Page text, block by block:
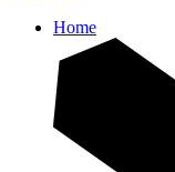
Home